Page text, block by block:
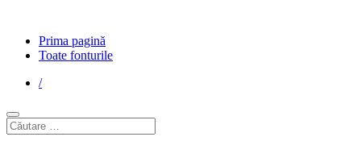
Prima pagină
Toate fonturile
/